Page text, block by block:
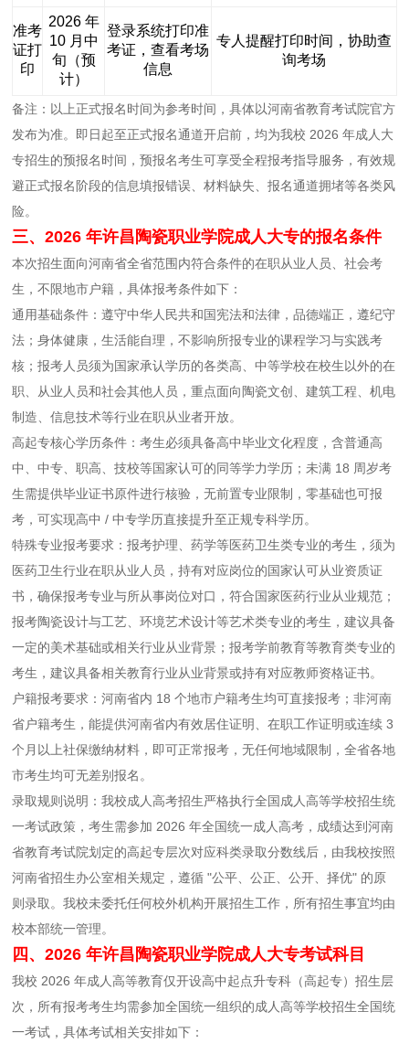
准考
证打
印
2026 年
10 月中
旬（预
计）
登录系统打印准
考证，查看考场
信息
专人提醒打印时间，协助查
询考场
备注：以上正式报名时间为参考时间，具体以河南省教育考试院官方
发布为准。即日起至正式报名通道开启前，均为我校 2026 年成人大
专招生的预报名时间，预报名考生可享受全程报考指导服务，有效规
避正式报名阶段的信息填报错误、材料缺失、报名通道拥堵等各类风
险。
三、2026 年许昌陶瓷职业学院成人大专的报名条件
本次招生面向河南省全省范围内符合条件的在职从业人员、社会考
生，不限地市户籍，具体报考条件如下：
通用基础条件：遵守中华人民共和国宪法和法律，品德端正，遵纪守
法；身体健康，生活能自理，不影响所报专业的课程学习与实践考
核；报考人员须为国家承认学历的各类高、中等学校在校生以外的在
职、从业人员和社会其他人员，重点面向陶瓷文创、建筑工程、机电
制造、信息技术等行业在职从业者开放。
高起专核心学历条件：考生必须具备高中毕业文化程度，含普通高
中、中专、职高、技校等国家认可的同等学力学历；未满 18 周岁考
生需提供毕业证书原件进行核验，无前置专业限制，零基础也可报
考，可实现高中 / 中专学历直接提升至正规专科学历。
特殊专业报考要求：报考护理、药学等医药卫生类专业的考生，须为
医药卫生行业在职从业人员，持有对应岗位的国家认可从业资质证
书，确保报考专业与所从事岗位对口，符合国家医药行业从业规范；
报考陶瓷设计与工艺、环境艺术设计等艺术类专业的考生，建议具备
一定的美术基础或相关行业从业背景；报考学前教育等教育类专业的
考生，建议具备相关教育行业从业背景或持有对应教师资格证书。
户籍报考要求：河南省内 18 个地市户籍考生均可直接报考；非河南
省户籍考生，能提供河南省内有效居住证明、在职工作证明或连续 3
个月以上社保缴纳材料，即可正常报考，无任何地域限制，全省各地
市考生均可无差别报名。
录取规则说明：我校成人高考招生严格执行全国成人高等学校招生统
一考试政策，考生需参加 2026 年全国统一成人高考，成绩达到河南
省教育考试院划定的高起专层次对应科类录取分数线后，由我校按照
河南省招生办公室相关规定，遵循 "公平、公正、公开、择优" 的原
则录取。我校未委托任何校外机构开展招生工作，所有招生事宜均由
校本部统一管理。
四、2026 年许昌陶瓷职业学院成人大专考试科目
我校 2026 年成人高等教育仅开设高中起点升专科（高起专）招生层
次，所有报考考生均需参加全国统一组织的成人高等学校招生全国统
一考试，具体考试相关安排如下：